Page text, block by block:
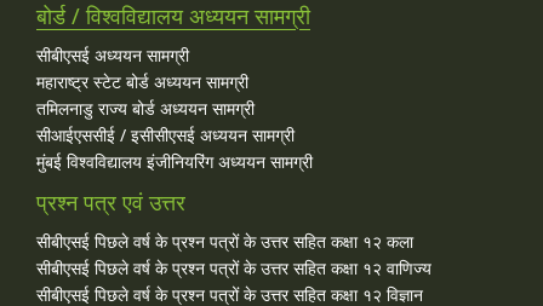
बोर्ड / विश्वविद्यालय अध्ययन सामग्री
सीबीएसई अध्ययन सामग्री
महाराष्ट्र स्टेट बोर्ड अध्ययन सामग्री
तमिलनाडु राज्य बोर्ड अध्ययन सामग्री
सीआईएससीई / इसीसीएसई अध्ययन सामग्री
मुंबई विश्वविद्यालय इंजीनियरिंग अध्ययन सामग्री
प्रश्न पत्र एवं उत्तर
सीबीएसई पिछले वर्ष के प्रश्न पत्रों के उत्तर सहित कक्षा १२ कला
सीबीएसई पिछले वर्ष के प्रश्न पत्रों के उत्तर सहित कक्षा १२ वाणिज्य
सीबीएसई पिछले वर्ष के प्रश्न पत्रों के उत्तर सहित कक्षा १२ विज्ञान